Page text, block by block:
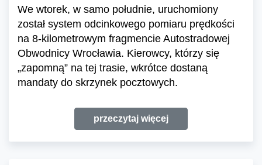
We wtorek, w samo południe, uruchomiony
został system odcinkowego pomiaru prędkości
na 8-kilometrowym fragmencie Autostradowej
Obwodnicy Wrocławia. Kierowcy, którzy się
„zapomną” na tej trasie, wkrótce dostaną
mandaty do skrzynek pocztowych.
przeczytaj więcej